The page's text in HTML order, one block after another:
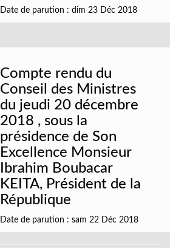
Date de parution : dim 23 Déc 2018
Compte rendu du
Conseil des Ministres
du jeudi 20 décembre
2018 , sous la
présidence de Son
Excellence Monsieur
Ibrahim Boubacar
KEITA, Président de la
République
Date de parution : sam 22 Déc 2018